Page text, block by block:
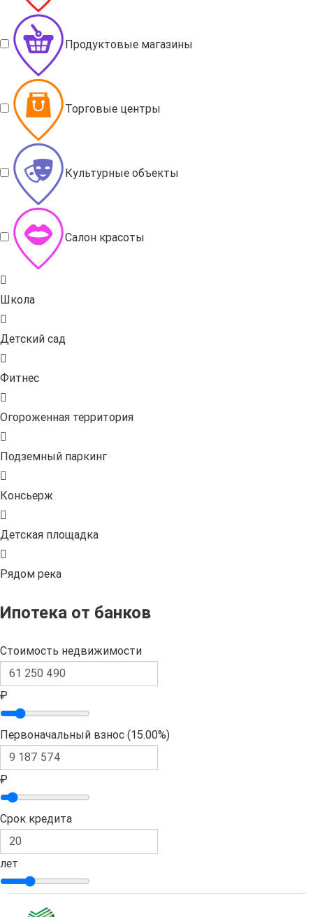
Продуктовые магазины
Торговые центры
Культурные объекты
Салон красоты
Школа
Детский сад
Фитнес
Огороженная территория
Подземный паркинг
Консьерж
Детская площадка
Рядом река
Ипотека от банков
Стоимость недвижимости
₽
Первоначальный взнос (15.00%)
₽
Срок кредита
лет